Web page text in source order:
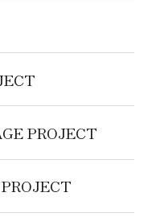
PROJECT